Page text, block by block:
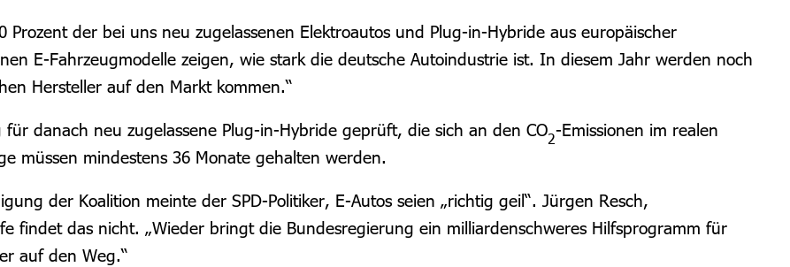
der bei uns neu zugelassenen Elektroautos und Plug-in-Hybride aus europäischer
E-Fahrzeugmodelle zeigen, wie stark die deutsche Autoindustrie ist. In diesem Jahr werden noch
Hersteller auf den Markt kommen.“
danach neu zugelassene Plug-in-Hybride geprüft, die sich an den CO2-Emissionen im realen
müssen mindestens 36 Monate gehalten werden.
der Koalition meinte der SPD-Politiker, E-Autos seien „richtig geil“. Jürgen Resch,
findet das nicht. „Wieder bringt die Bundesregierung ein milliardenschweres Hilfsprogramm für
auf den Weg.“